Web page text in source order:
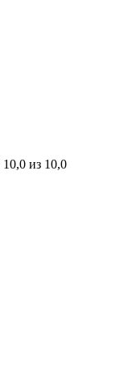
10,0 из 10,0